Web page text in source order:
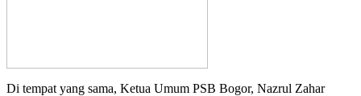
Di tempat yang sama, Ketua Umum PSB Bogor, Nazrul Zahar